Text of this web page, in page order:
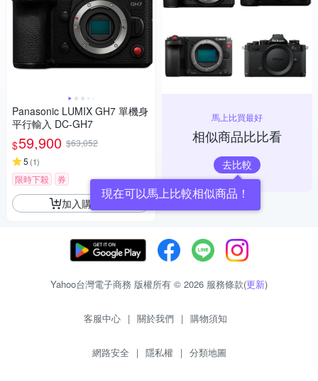
Panasonic LUMIX GH7 單機身
平行輸入 DC-GH7
$59,900 $63,052
5 (1)
限時下殺 券
加入購物車
馬上比買最好
相似商品比比看
去比較
現在可以馬上比較相似商品！
Yahoo台灣電子商務 版權所有 © 2026 服務條款(更新)
客服中心 | 關於我們 | 購物須知
網路安全 | 隱私權 | 分類地圖